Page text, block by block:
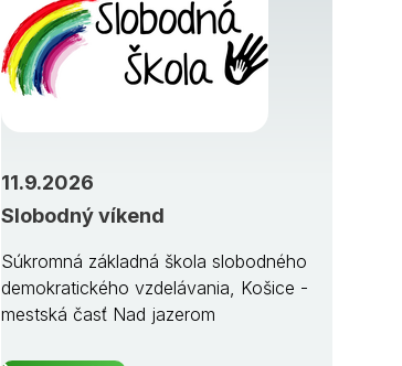
Slobodný víkend
11.9.2026
Súkromná základná škola slobodného
demokratického vzdelávania, Košice -
mestská časť Nad jazerom